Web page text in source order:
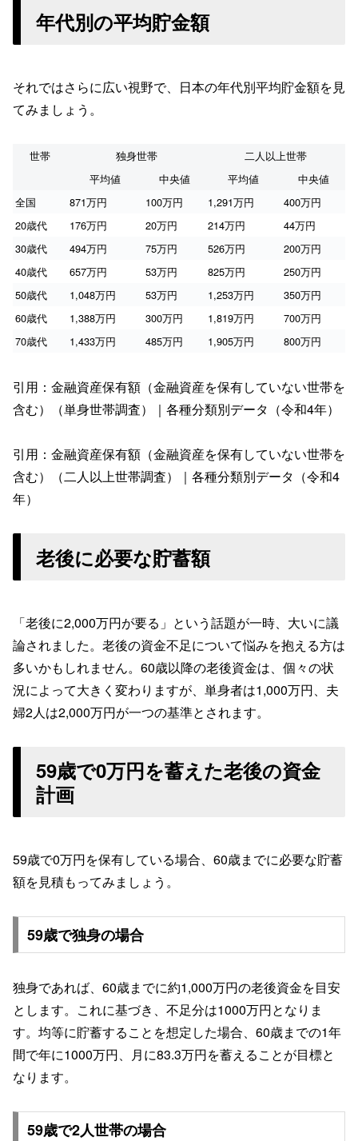
年代別の平均貯金額
それではさらに広い視野で、日本の年代別平均貯金額を見
てみましょう。
世帯 独身世帯
二人以上世帯
平均値
中央値 平均値
中央値
全国
871万円 100万円 1,291万円
400万円
20歳代
176万円 20万円 214万円
44万円
30歳代
494万円 75万円 526万円
200万円
40歳代
657万円 53万円 825万円
250万円
50歳代
1,048万円 53万円 1,253万円
350万円
60歳代
1,388万円 300万円 1,819万円
700万円
70歳代
1,433万円 485万円 1,905万円 800万円
引用：金融資産保有額（金融資産を保有していない世帯を
含む）（単身世帯調査）｜各種分類別データ（令和4年）
引用：金融資産保有額（金融資産を保有していない世帯を
含む）（二人以上世帯調査）｜各種分類別データ（令和4
年）
老後に必要な貯蓄額
「老後に2,000万円が要る」という話題が一時、大いに議
論されました。老後の資金不足について悩みを抱える方は
多いかもしれません。60歳以降の老後資金は、個々の状
況によって大きく変わりますが、単身者は1,000万円、夫
婦2人は2,000万円が一つの基準とされます。
59歳で0万円を蓄えた老後の資金
計画
59歳で0万円を保有している場合、60歳までに必要な貯蓄
額を見積もってみましょう。
59歳で独身の場合
独身であれば、60歳までに約1,000万円の老後資金を目安
とします。これに基づき、不足分は1000万円となりま
す。均等に貯蓄することを想定した場合、60歳までの1年
間で年に1000万円、月に83.3万円を蓄えることが目標と
なります。
59歳で2人世帯の場合